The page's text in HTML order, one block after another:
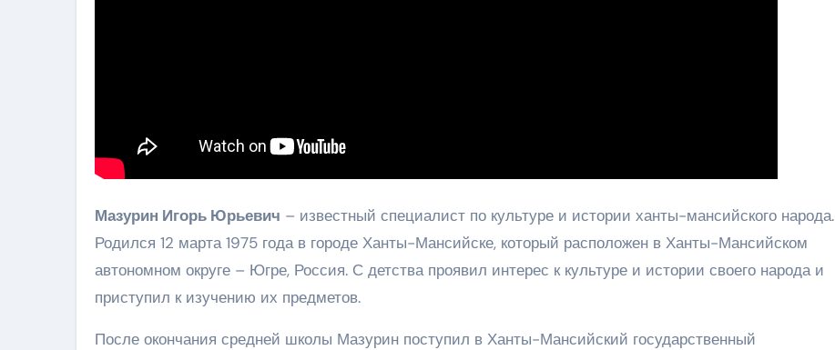
Мазурин Игорь Юрьевич – известный специалист по культуре и истории ханты-мансийского народа.
Родился 12 марта 1975 года в городе Ханты-Мансийске, который расположен в Ханты-Мансийском
автономном округе – Югре, Россия. С детства проявил интерес к культуре и истории своего народа и
приступил к изучению их предметов.
После окончания средней школы Мазурин поступил в Ханты-Мансийский государственный